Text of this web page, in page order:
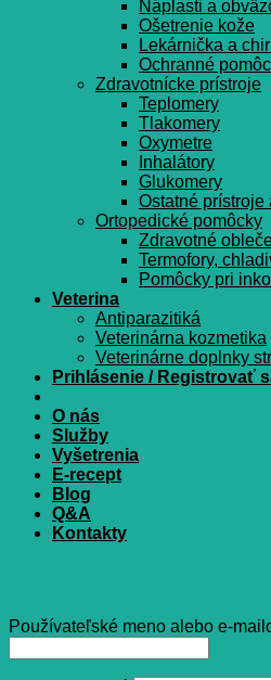
Náplasti a
Ošetrenie kože
Lekárnička a
Ochranné
Zdravotnícke prístroje
Teplomery
Tlakomery
Oxymetre
Inhalátory
Glukomery
Ostatné prístroje
Ortopedické pomôcky
Zdravotné
Termofory,
Pomôcky pri
Veterina
Antiparazitiká
Veterinárna kozmetika
Veterinárne doplnky
Prihlásenie / Registrovať
O nás
Služby
Vyšetrenia
E-recept
Blog
Q&A
Kontakty
Používateľské meno alebo e-